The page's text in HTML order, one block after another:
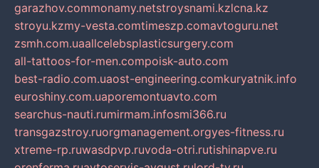
garazhov.commonamy.netstroysnami.kzlcna.kz
stroyu.kzmy-vesta.comtimeszp.comavtoguru.net
zsmh.com.uaallcelebsplasticsurgery.com
all-tattoos-for-men.compoisk-auto.com
best-radio.com.uaost-engineering.comkuryatnik.info
euroshiny.com.uaporemontuavto.com
searchus-nauti.rumirmam.infosmi366.ru
transgazstroy.ruorgmanagement.orgyes-fitness.ru
xtreme-rp.ruwasdpvp.ruvoda-otri.rutishinapve.ru